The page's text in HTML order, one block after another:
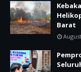
Barat